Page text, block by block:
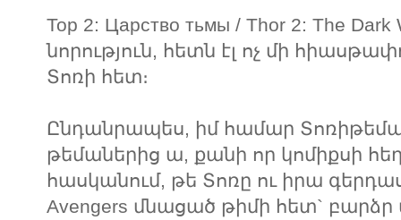
Тор 2: Царство тьмы / Thor 2: The
նորություն, հետն էլ ոչ մի
Տոռի հետ։
Ընդանրապես, իմ համար Տոռիթեման
թեմաներից ա, քանի որ կոմիքսի
հասկանում, թե Տոռը ու իրա
Avengers մնացած թիմի հետ`